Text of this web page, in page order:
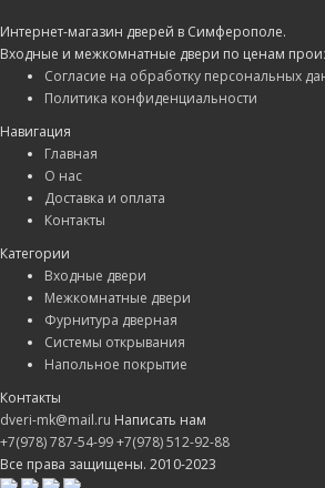
Интернет-магазин дверей в Симферополе.
Входные и межкомнатные двери по ценам
Согласие на обработку персональных
Политика конфиденциальности
Навигация
Главная
О нас
Доставка и оплата
Контакты
Категории
Входные двери
Межкомнатные двери
Фурнитура дверная
Системы открывания
Напольное покрытие
Контакты
dveri-mk@mail.ru Написать нам
+7(978) 787-54-99+7(978) 512-92-88
Все права защищены. 2010-2023